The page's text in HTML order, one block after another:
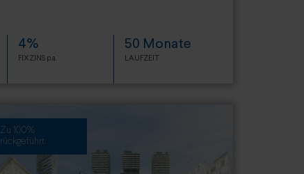
4%
FIXZINS p.a.
50 Monate
LAUFZEIT
Zu 100%
rückgeführt